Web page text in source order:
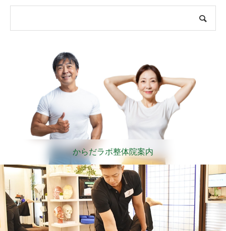
からだラボ整体院案内